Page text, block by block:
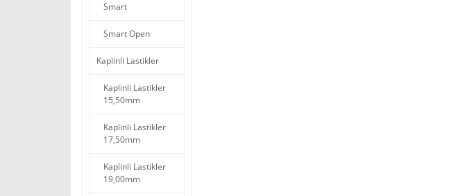
Smart
Smart Open
Kaplinli Lastikler
Kaplinli Lastikler
15,50mm
Kaplinli Lastikler
17,50mm
Kaplinli Lastikler
19,00mm